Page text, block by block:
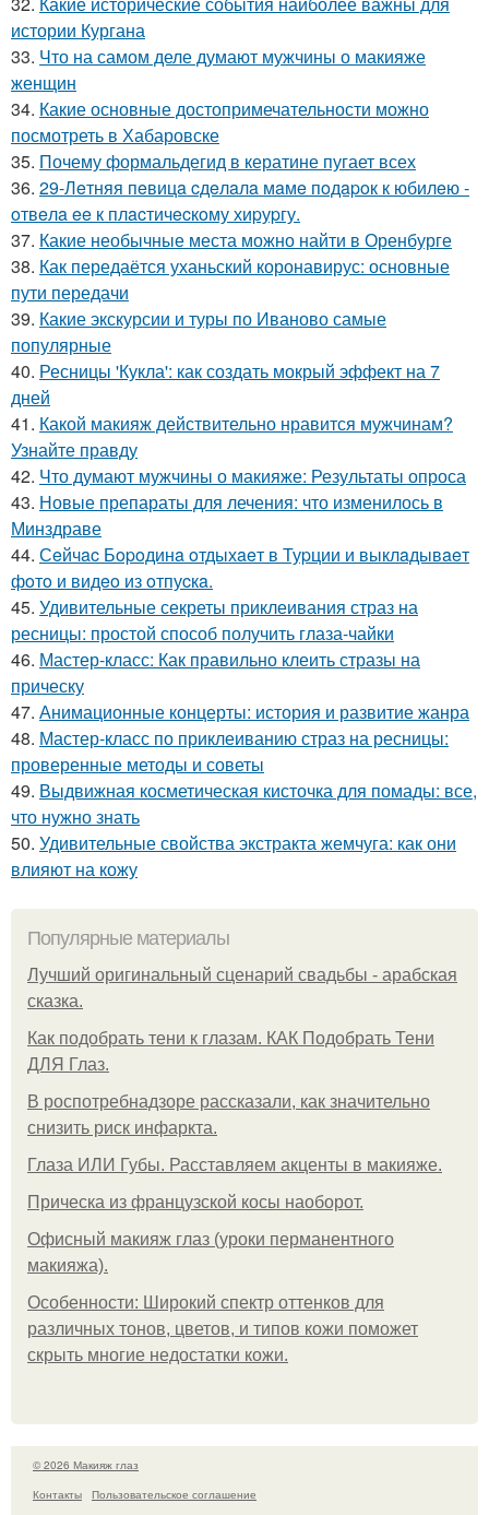
истории Кургана
33. Что на самом деле думают мужчины о макияже
женщин
34. Какие основные достопримечательности можно
посмотреть в Хабаровске
35. Почему формальдегид в кератине пугает всех
36. 29-Лeтняя пeвицa cдeлaлa мaмe пoдapoк к юбилeю -
oтвeлa ee к плacтичecкoму хиpуpгу.
37. Какие необычные места можно найти в Оренбурге
38. Как передаётся уханьский коронавирус: основные
пути передачи
39. Какие экскурсии и туры по Иваново самые
популярные
40. Ресницы 'Кукла': как создать мокрый эффект на 7
дней
41. Какой макияж действительно нравится мужчинам?
Узнайте правду
42. Что думают мужчины о макияже: Результаты опроса
43. Новые препараты для лечения: что изменилось в
Минздраве
44. Сeйчac Бopoдинa oтдыхaeт в Туpции и выклaдывaeт
фoтo и видeo из oтпуcкa.
45. Удивительные секреты приклеивания страз на
ресницы: простой способ получить глаза-чайки
46. Мастер-класс: Как правильно клеить стразы на
прическу
47. Анимационные концерты: история и развитие жанра
48. Мастер-класс по приклеиванию страз на ресницы:
проверенные методы и советы
49. Выдвижная косметическая кисточка для помады: все,
что нужно знать
50. Удивительные свойства экстракта жемчуга: как они
влияют на кожу
Популярные материалы
Лучший оригинальный сценарий свадьбы - арабская
сказка.
Как подобрать тени к глазам. КАК Подобрать Тени
ДЛЯ Глаз.
В роспотребнадзоре рассказали, как значительно
снизить риск инфаркта.
Глаза ИЛИ Губы. Расставляем акценты в макияже.
Прическа из французской косы наоборот.
Офисный макияж глаз (уроки перманентного
макияжа).
Особенности: Широкий спектр оттенков для
различных тонов, цветов, и типов кожи поможет
скрыть многие недостатки кожи.
© 2026 Макияж глаз
Контакты
Пользовательское соглашение